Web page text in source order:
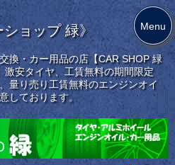
ョップ 緑》
換・カー用品の店【CAR SHOP 緑
激安タイヤ、工賃無料の期間限定
量り売り工賃無料のエンジンオイ
しております。
Menu